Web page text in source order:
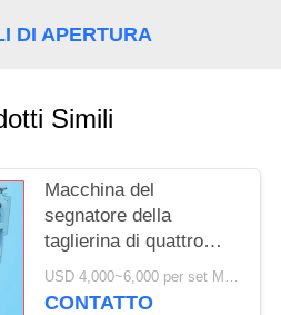
DI APERTURA
Simili
Macchina del
segnatore della
taglierina di quattro
assi intorno alla ruota
del coltello che piega
USD 4,000~6,000 per set MOQ:1 insieme
CONTATTO